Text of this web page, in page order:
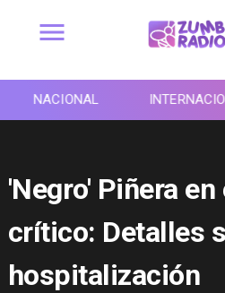
NACIONAL
'Negro' Piñera
crítico: Detalles
hospitalización